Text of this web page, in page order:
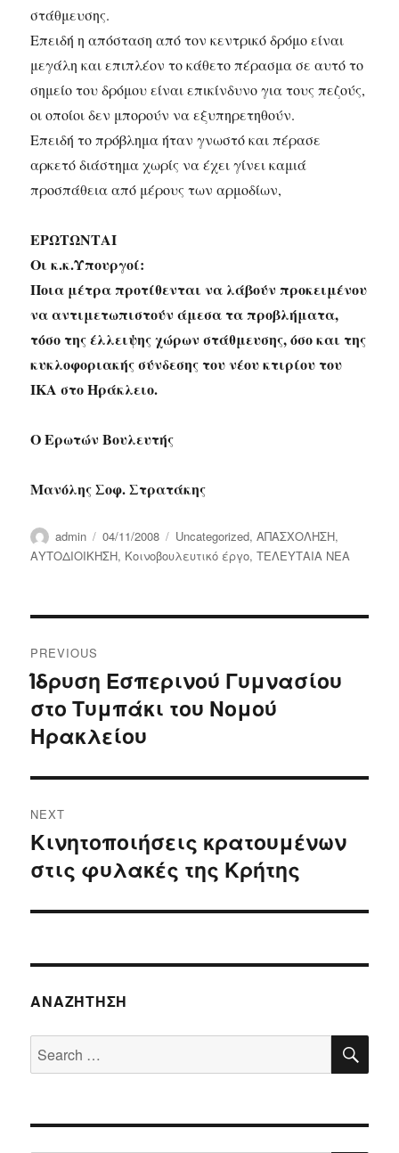
στάθμευσης.
Επειδή η απόσταση από τον κεντρικό δρόμο είναι
μεγάλη και επιπλέον το κάθετο πέρασμα σε αυτό το
σημείο του δρόμου είναι επικίνδυνο για τους πεζούς,
οι οποίοι δεν μπορούν να εξυπηρετηθούν.
Επειδή το πρόβλημα ήταν γνωστό και πέρασε
αρκετό διάστημα χωρίς να έχει γίνει καμιά
προσπάθεια από μέρους των αρμοδίων,
ΕΡΩΤΩΝΤΑΙ
Οι κ.κ.Υπουργοί:
Ποια μέτρα προτίθενται να λάβούν προκειμένου
να αντιμετωπιστούν άμεσα τα προβλήματα,
τόσο της έλλειψης χώρων στάθμευσης, όσο και της
κυκλοφοριακής σύνδεσης του νέου κτιρίου του
ΙΚΑ στο Ηράκλειο.
Ο Ερωτών Βουλευτής
Μανόλης Σοφ. Στρατάκης
Author
admin
Posted
on
04/11/2008 Categories
Uncategorized,ΑΠΑΣΧΟΛΗΣΗ,
ΑΥΤΟΔΙΟΙΚΗΣΗ, Κοινοβουλευτικό έργο,ΤΕΛΕΥΤΑΙΑ ΝΕΑ
navigation
PREVIOUS
Previous
post:
Ίδρυση Εσπερινού Γυμνασίου
στο Τυμπάκι του Νομού
Ηρακλείου
NEXT
Next
post:
Κινητοποιήσεις κρατουμένων
στις φυλακές της Κρήτης
ΑΝΑΖΉΤΗΣΗ
Search
for: